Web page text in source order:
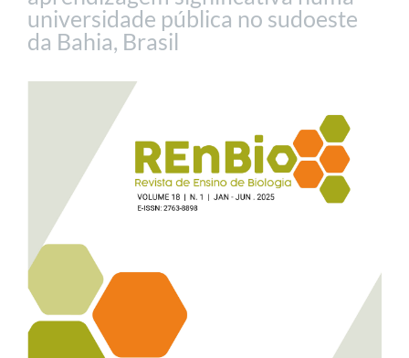
universidade pública no sudoeste
da Bahia, Brasil
lateral
artigos